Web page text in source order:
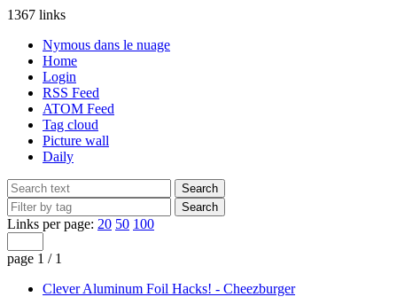
1367 links
Nymous dans le nuage
Home
Login
RSS Feed
ATOM Feed
Tag cloud
Picture wall
Daily
Links per page: 20 50 100
page 1 / 1
Clever Aluminum Foil Hacks! - Cheezburger